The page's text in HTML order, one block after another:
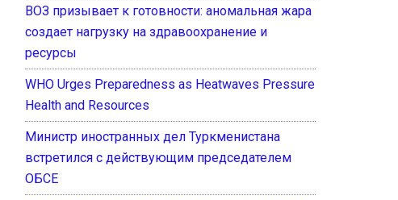
ВОЗ призывает к готовности: аномальная жара
создает нагрузку на здравоохранение и
ресурсы
WHO Urges Preparedness as Heatwaves Pressure
Health and Resources
Министр иностранных дел Туркменистана
встретился с действующим председателем
ОБСЕ